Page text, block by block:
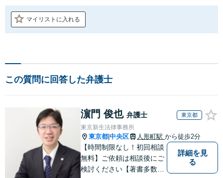
マイリストに入れる
この質問に回答した弁護士
濵門 俊也 弁護士 東京都
東京新生法律事務所
東京都 中央区 人形町駅 から徒歩2分
【時間制限なし！初回相談
無料】ご依頼は相談後にご
検討ください【著書多数】
詳細を見
る